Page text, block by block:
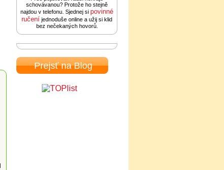
schovávanou? Protože ho stejně
najdou v telefonu. Sjednej si povinné
ručení jednoduše online a užij si klid
bez nečekaných hovorů.
Prejsť na Blog